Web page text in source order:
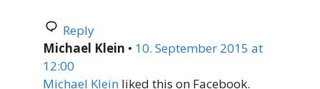
Reply
Michael Klein • 10. September 2015 at
12:00
Michael Klein liked this on Facebook.